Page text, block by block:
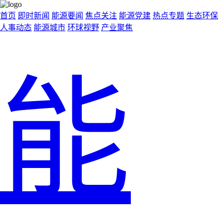
首页 即时新闻 能源要闻 焦点关注 能源党建 热点专题 生态环保
人事动态 能源城市 环球视野 产业聚焦
能